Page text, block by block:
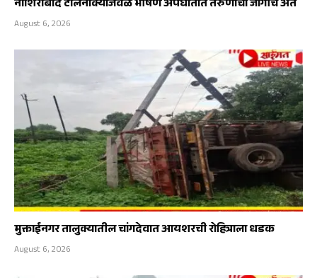
नाशिराबाद टोलनाक्याजवळ भीषण अपघातात तरुणाचा जागीच अंत
August 6, 2026
मुक्ताईनगर तालुक्यातील चांगदेवात आयशरची रोहित्राला धडक
August 6, 2026